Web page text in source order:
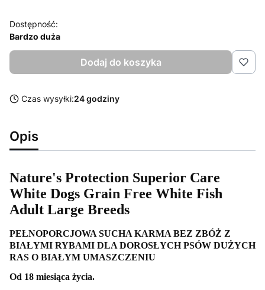
Dostępność:
Bardzo duża
Dodaj do koszyka
Czas wysyłki:24 godziny
Opis
Nature's Protection Superior Care
White Dogs Grain Free White Fish
Adult Large Breeds
PEŁNOPORCJOWA SUCHA KARMA BEZ ZBÓŻ Z
BIAŁYMI RYBAMI DLA DOROSŁYCH PSÓW DUŻYCH
RAS O BIAŁYM UMASZCZENIU
Od 18 miesiąca życia.